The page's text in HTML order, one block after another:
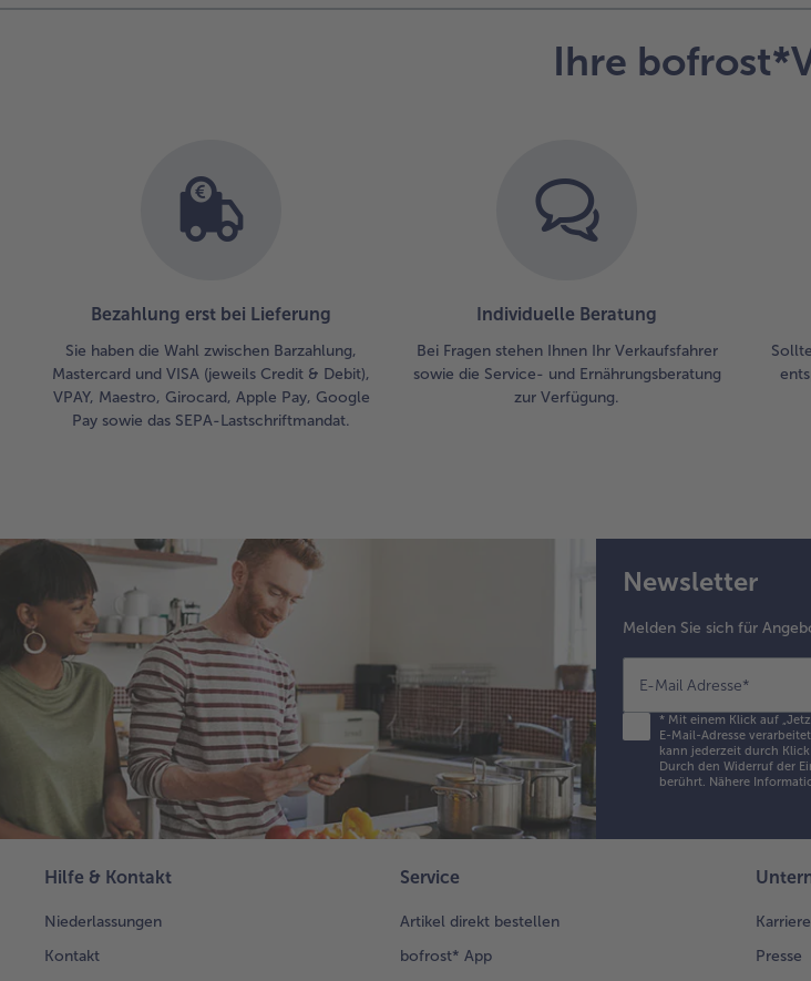
Ihre
Bezahlung erst bei Lieferung
Sie haben die Wahl zwischen Barzahlung,
Mastercard und VISA (jeweils Credit & Debit),
VPAY, Maestro, Girocard, Apple Pay, Google
Pay sowie das SEPA-Lastschriftmandat.
Individuelle Beratung
Bei Fragen stehen Ihnen Ihr Verkaufsfahrer
sowie die Service- und Ernährungsberatung
zur Verfügung.
Newsletter
Melden Sie sich für
E-Mail Adresse*
*Mit einem Klick auf
E-Mail-Adresse
kann jederzeit durch
Durch den Widerruf der
berührt. Nähere
Hilfe & Kontakt
Niederlassungen
Kontakt
Service
Artikel direkt bestellen
bofrost* App
Karriere
Presse